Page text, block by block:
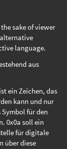
the sake of viewer
language.
aus
ein Zeichen, das
kann und nur
für den
0x0a soll ein
für digitale
über diese